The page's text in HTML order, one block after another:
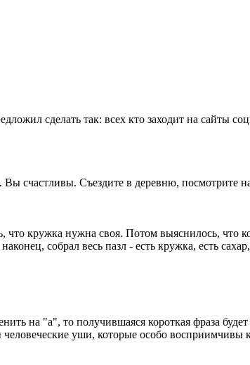
сделать так: всех кто заходит на сайты
счастливы. Съездите в деревню, посмотрите
что кружка нужна своя. Потом выяснилось, что
собрал весь пазл - есть кружка, есть
на "а", то получившаяся короткая фраза
человеческие уши, которые особо